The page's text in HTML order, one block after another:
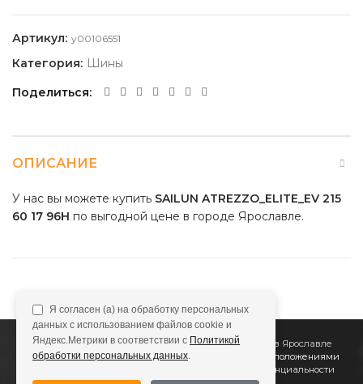
Артикул: y00106551
Категория: Шины
Поделиться
ОПИСАНИЕ
У нас вы можете купить SAILUN ATREZZO_ELITE_EV 215
60 17 96H по выгодной цене в городе Ярославле.
2011Все Колёса Интернет-магазин шин и дисков в Ярославле
Сайт не является публичной офертой, определяемой положениями
Политике конфиденциальности
Я согласен (а) на обработку персональных
данных с использованием файлов cookie и
Яндекс.Метрики в соответствии с Политикой
обработки персональных данных.